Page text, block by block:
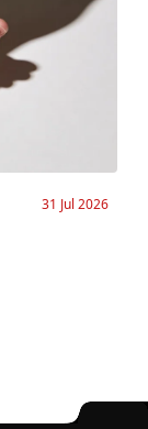
31 Jul 2026